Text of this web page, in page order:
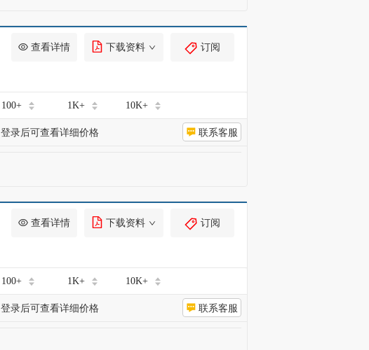
查看详情 下载资料 订阅
100+ 1K+ 10K+
登录后可查看详细价格 联系客服
查看详情 下载资料 订阅
100+ 1K+ 10K+
登录后可查看详细价格 联系客服